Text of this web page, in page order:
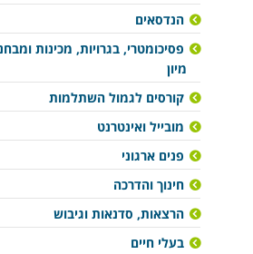
הנדסאים
פסיכומטרי, בגרויות, מכינות
מיון
קורסים לגמול השתלמות
מובייל ואינטרנט
פנים ארגוני
חינוך והדרכה
הרצאות, סדנאות וגיבוש
בעלי חיים